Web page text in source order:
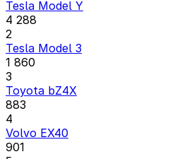
Tesla Model Y
4 288
2
Tesla Model 3
1 860
3
Toyota bZ4X
883
4
Volvo EX40
901